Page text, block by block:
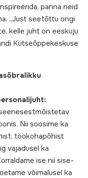
panna neid
„Just seetõttu ongi
kelle juht on eeskuju
Kutseõppekeskuse
Nii soosime ka
töökohapõhist
vajadusel ka
ise nii sise-
võimalusel ka